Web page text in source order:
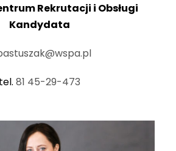
Rekrutacji i Obsługi
Kandydata
tel. 81 45-29-473